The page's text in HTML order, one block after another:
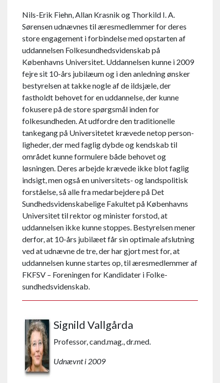
Nils-Erik Fiehn, Allan Krasnik og Thorkild I. A.
Sørensen udnævnes til æresmedlemmer for deres
store engagement i forbindelse med opstarten af
ud­dannelsen Folke­sundheds­videnskab på
Københavns Universitet. Uddannelsen kunne i 2009
fejre sit 10-års jubilæum og i den anledning ønsker
bestyrelsen at takke nogle af de ildsjæle, der
fastholdt behovet for en uddannelse, der kunne
fokusere på de store spørgs­mål inden for
folkesundheden. At udfordre den traditionelle
tanke­gang på Univer­sitetet krævede netop person­
lig­heder, der med faglig dybde og kendskab til
området kunne formulere både behovet og
løsningen. Deres arbejde krævede ikke blot faglig
indsigt, men også en universitets- og lands­politisk
forståelse, så alle fra med­arbejdere på Det
Sundheds­viden­skabe­lige Fakultet på Københavns
Universitet til rektor og minister forstod, at
uddannelsen ikke kunne stoppes. Bestyrelsen mener
derfor, at 10-års jubilæet får sin optimale afslutning
ved at udnævne de tre, der har gjort mest for, at
uddannelsen kunne startes op, til æres­medlemmer af
FKFSV – Foreningen for Kandidater i Folke­
sundheds­videnskab.
Signild Vallgårda
Professor, cand.mag., dr.med.
Udnævnt i 2009